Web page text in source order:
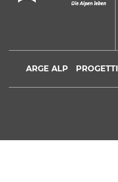
ARGE ALP PROGETTI